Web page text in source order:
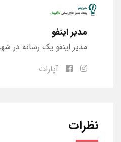
مدیر اینفو
مدیر اینفو یک رسانه در
آپارات
نظرات